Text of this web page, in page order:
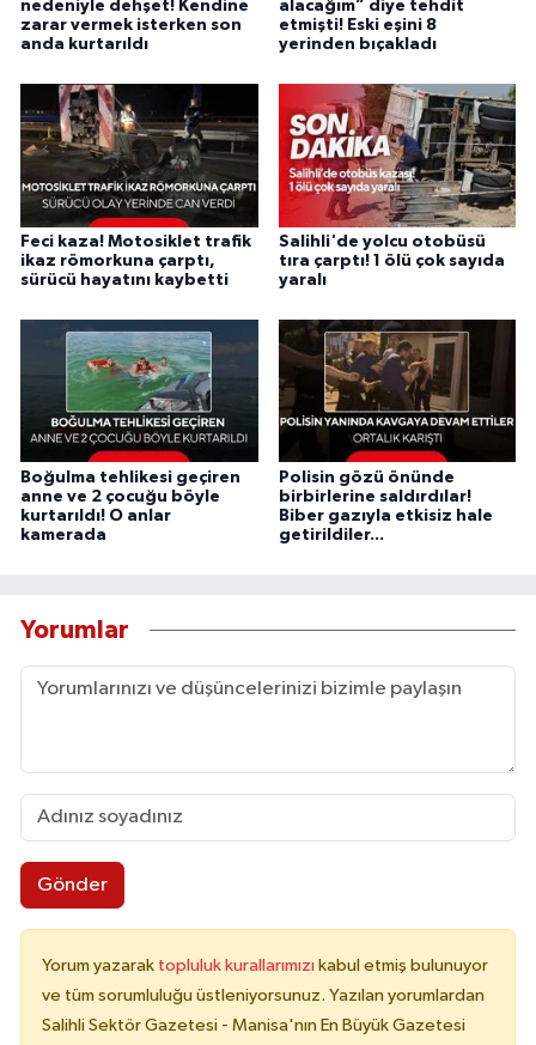
nedeniyle dehşet! Kendine
zarar vermek isterken son
anda kurtarıldı
alacağım” diye tehdit
etmişti! Eski eşini 8
yerinden bıçakladı
Feci kaza! Motosiklet trafik
ikaz römorkuna çarptı,
sürücü hayatını kaybetti
Salihli'de yolcu otobüsü
tıra çarptı! 1 ölü çok sayıda
yaralı
Boğulma tehlikesi geçiren
anne ve 2 çocuğu böyle
kurtarıldı! O anlar
kamerada
Polisin gözü önünde
birbirlerine saldırdılar!
Biber gazıyla etkisiz hale
getirildiler...
Yorumlar
Gönder
Yorum yazarak topluluk kurallarımızı kabul etmiş bulunuyor
ve tüm sorumluluğu üstleniyorsunuz. Yazılan yorumlardan
Salihli Sektör Gazetesi - Manisa'nın En Büyük Gazetesi